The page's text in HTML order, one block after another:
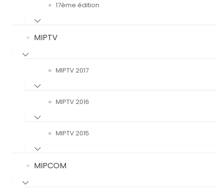
17ème édition
MIPTV
MIPTV 2017
MIPTV 2016
MIPTV 2015
MIPCOM